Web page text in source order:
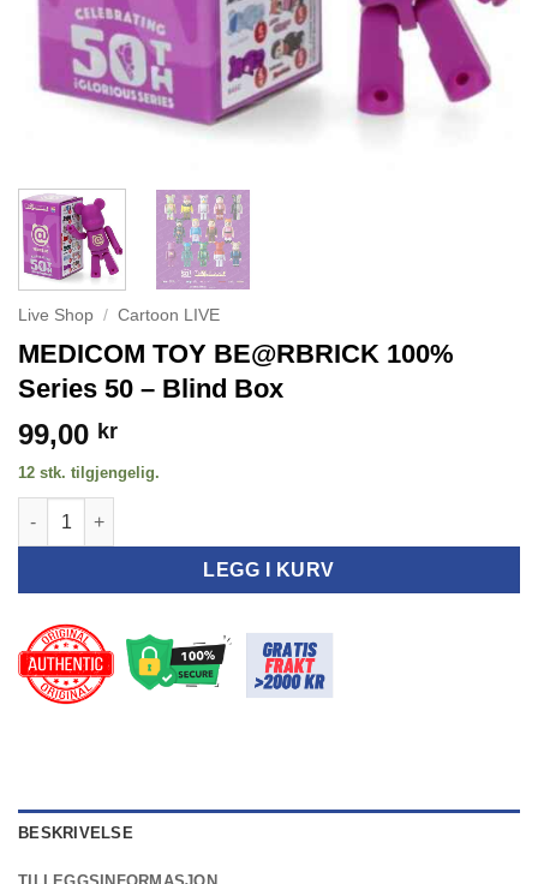
Live Shop / Cartoon LIVE
MEDICOM TOY BE@RBRICK 100%
Series 50 – Blind Box
99,00 kr
12 stk. tilgjengelig.
MEDICOM TOY BE@RBRICK 100% Series 50 - Blind Box antall
LEGG I KURV
BESKRIVELSE